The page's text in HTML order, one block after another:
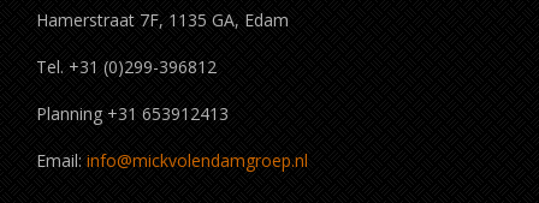
Hamerstraat 7F, 1135 GA, Edam
Tel. +31 (0)299-396812
Planning +31 653912413
Email: info@mickvolendamgroep.nl